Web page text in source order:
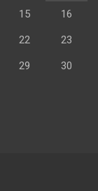
15 16
22 23
29 30